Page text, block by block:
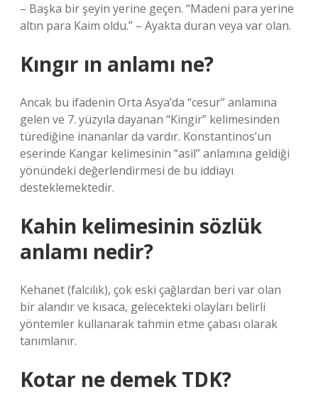
– Başka bir şeyin yerine geçen. “Madeni para yerine
altın para Kaim oldu.” – Ayakta duran veya var olan.
Kıngır ın anlamı ne?
Ancak bu ifadenin Orta Asya’da “cesur” anlamına
gelen ve 7. yüzyıla dayanan “Kingir” kelimesinden
türediğine inananlar da vardır. Konstantinos’un
eserinde Kangar kelimesinin “asil” anlamına geldiği
yönündeki değerlendirmesi de bu iddiayı
desteklemektedir.
Kahin kelimesinin sözlük
anlamı nedir?
Kehanet (falcılık), çok eski çağlardan beri var olan
bir alandır ve kısaca, gelecekteki olayları belirli
yöntemler kullanarak tahmin etme çabası olarak
tanımlanır.
Kotar ne demek TDK?